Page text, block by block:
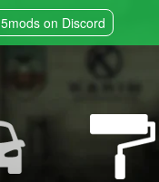
5mods on Discord